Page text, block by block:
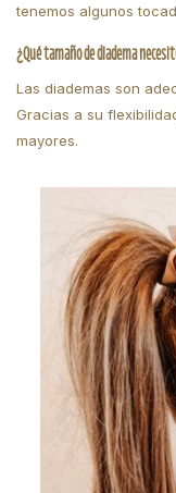
tenemos algunos
¿Qué tamaño de diadema
Las diademas son
Gracias a su
mayores.